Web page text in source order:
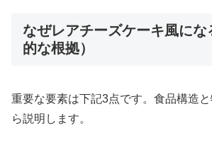
なぜレアチーズケーキ風にな
的な根拠）
重要な要素は下記3点です。食品構造
ら説明します。